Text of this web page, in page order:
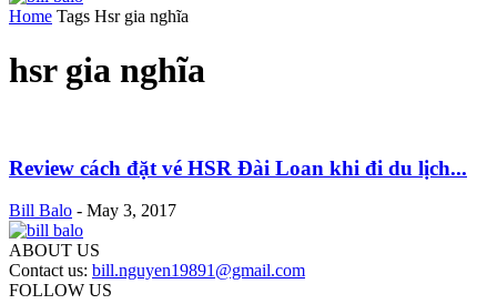
Home Tags Hsr gia nghĩa
hsr gia nghĩa
Review cách đặt vé HSR Đài Loan khi đi du lịch...
Bill Balo - May 3, 2017
ABOUT US
Contact us: bill.nguyen19891@gmail.com
FOLLOW US